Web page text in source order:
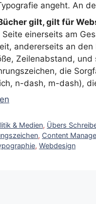
angeht. An
gilt, gilt für
Seite einerseits am
andererseits an
Zeilenabstand,
die
n-dash, m-dash),
& Medien, Übers
, Content
, Webdesign